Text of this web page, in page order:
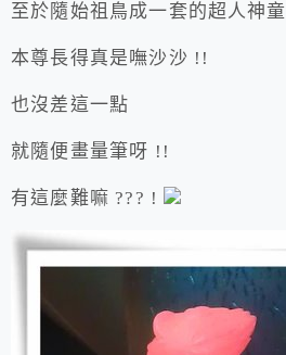
至於隨始祖鳥成一套的超人神童
本尊長得真是嘸沙沙 !!
也沒差這一點
就隨便畫量筆呀 !!
有這麼難嘛 ??? !